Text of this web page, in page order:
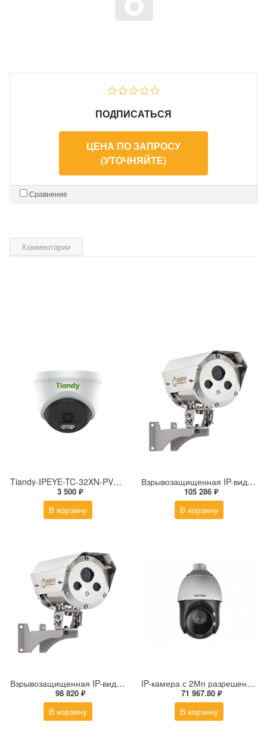
ПОДПИСАТЬСЯ
ЦЕНА ПО ЗАПРОСУ
(УТОЧНЯЙТЕ)
Сравнение
Комментарии
Tiandy-IPEYE-TC-32XN-PVZ 2Мп купольная «турель» IP камера с фиксированным объективом, серия SPARK со встроенным агентом IPEYE для ПВЗ
3 500 ₽
В корзину
Взрывозащищенная IP-видеокамера Релион Релион-Exd-Н-100-ИК-IP5Мп2.7-13.5Z-PoE-SD-МК-TR
105 286 ₽
В корзину
Взрывозащищенная IP-видеокамера Релион Релион-Exd-Н-100-ИК-IP5Мп2.8mm-PoE-МК-TR
98 820 ₽
В корзину
IP-камера с 2Мп разрешением DS-2DE4225IW-DE(S5)
71 967.80 ₽
В корзину